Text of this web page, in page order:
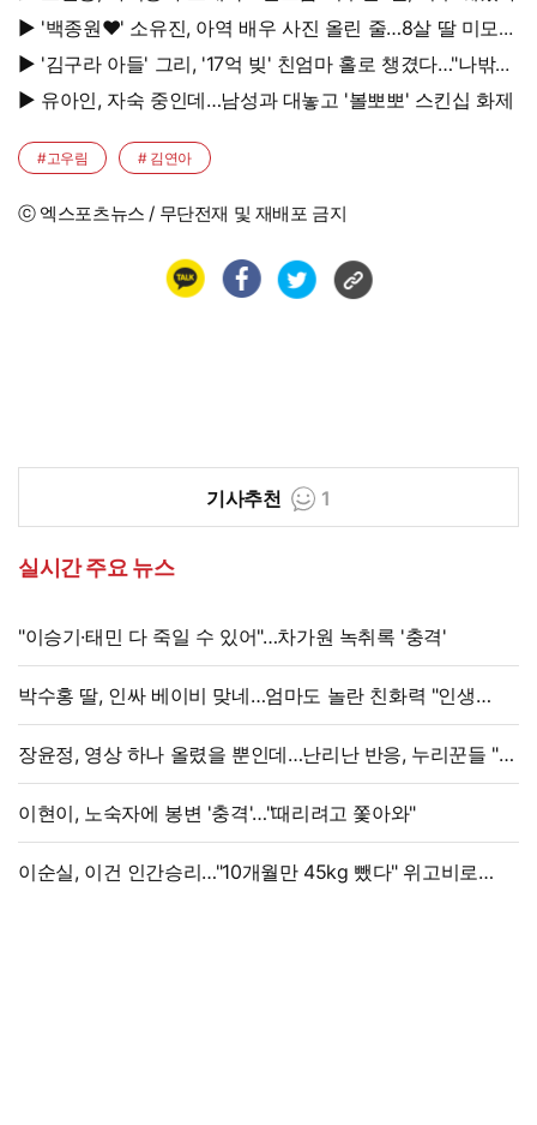
▶ '백종원♥' 소유진, 아역 배우 사진 올린 줄…8살 딸 미모
대박, 연예인 시켜도 되겠어
▶ '김구라 아들' 그리, '17억 빚' 친엄마 홀로 챙겼다…"나밖에
없어, 연락 꾸준히 하는 중"
▶ 유아인, 자숙 중인데…남성과 대놓고 '볼뽀뽀' 스킨십 화제
#고우림 # 김연아
ⓒ 엑스포츠뉴스 / 무단전재 및 재배포 금지
기사추천 1
실시간 주요 뉴스
"이승기·태민 다 죽일 수 있어"…차가원 녹취록 '충격'
박수홍 딸, 인싸 베이비 맞네…엄마도 놀란 친화력 "인생
N회차"
장윤정, 영상 하나 올렸을 뿐인데…난리난 반응, 누리꾼들 "더
예뻐졌네요" 술렁
이현이, 노숙자에 봉변 '충격'…"때리려고 쫓아와"
이순실, 이건 인간승리…"10개월만 45kg 뺐다" 위고비로